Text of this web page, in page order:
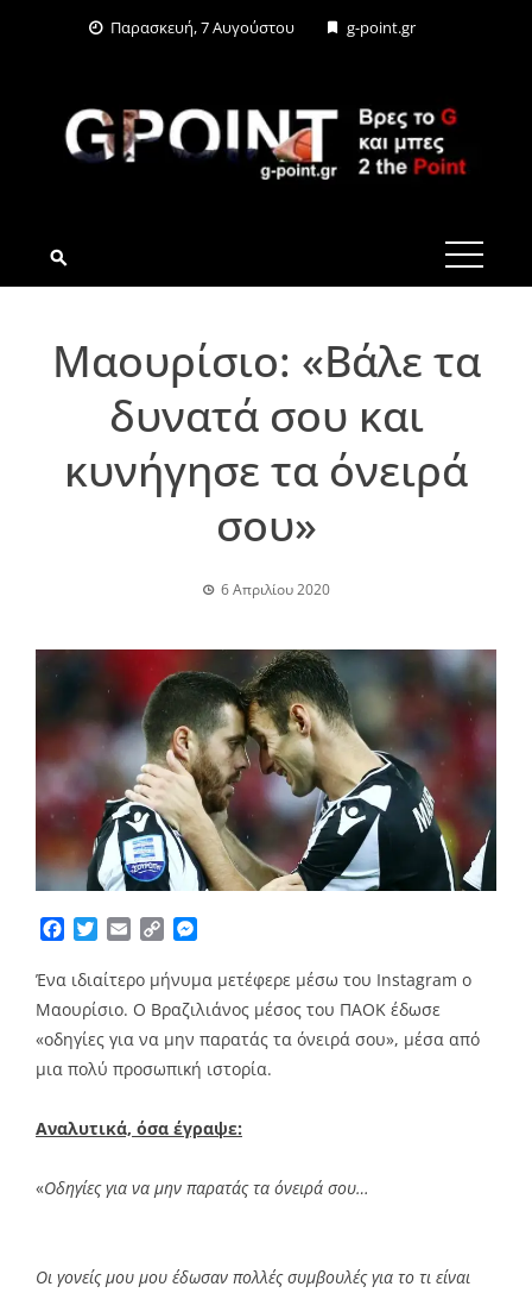
Παρασκευή, 7 Αυγούστου g-point.gr
G-POINT.GR
Μαουρίσιο: «Βάλε τα
δυνατά σου και
κυνήγησε τα όνειρά
σου»
6 Απριλίου 2020
Facebook
TwitterEmailCopy
Ένα ιδιαίτερο μήνυμα μετέφερε μέσω του Instagram ο
Μαουρίσιο. Ο Βραζιλιάνος μέσος του ΠΑΟΚ έδωσε
«οδηγίες για να μην παρατάς τα όνειρά σου», μέσα από
μια πολύ προσωπική ιστορία.
Αναλυτικά, όσα έγραψε:
«Οδηγίες για να μην παρατάς τα όνειρά σου…
Οι γονείς μου μου έδωσαν πολλές συμβουλές για το τι είναι